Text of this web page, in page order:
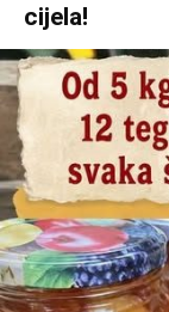
cijela!